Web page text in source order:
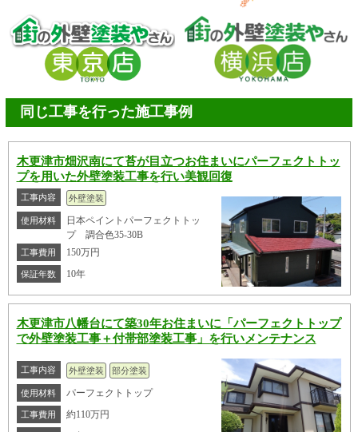
同じ工事を行った施工事例
木更津市畑沢南にて苔が目立つお住まいにパーフェクトトッ
プを用いた外壁塗装工事を行い美観回復
工事内容 外壁塗装
使用材料
日本ペイントパーフェクトトッ
プ 調合色35-30B
工事費用 150万円
保証年数 10年
木更津市八幡台にて築30年お住まいに「パーフェクトトップ
で外壁塗装工事＋付帯部塗装工事」を行いメンテナンス
工事内容 外壁塗装 部分塗装
使用材料 パーフェクトトップ
工事費用 約110万円